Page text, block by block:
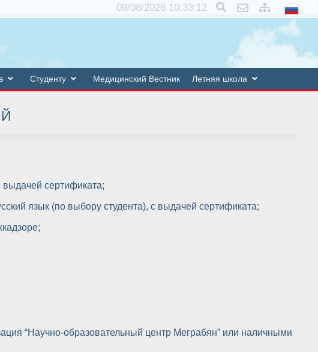
×
09/08/2026 10:33:13
Студенту Медицинский Вестник Летняя школа
сертификата;
язык (по выбору студента), с выдачей сертификата;
“Научно-образовательный центр Меграбян” или наличными